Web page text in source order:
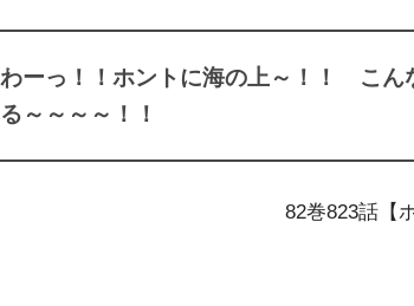
わーっ！！ホントに海の上～！！ こ
る～～～～！！
82巻823話【